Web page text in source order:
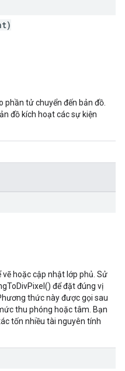
phần tử chuyển đến bản đồ.
đồ kích hoạt các sự kiện
hoặc cập nhật lớp phủ. Sử
để đặt đúng vị
thức này được gọi sau
thu phóng hoặc tâm. Bạn
tốn nhiều tài nguyên tính